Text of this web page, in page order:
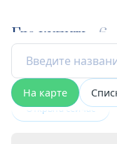
Где купить 6
На карте
Открыта сейчас